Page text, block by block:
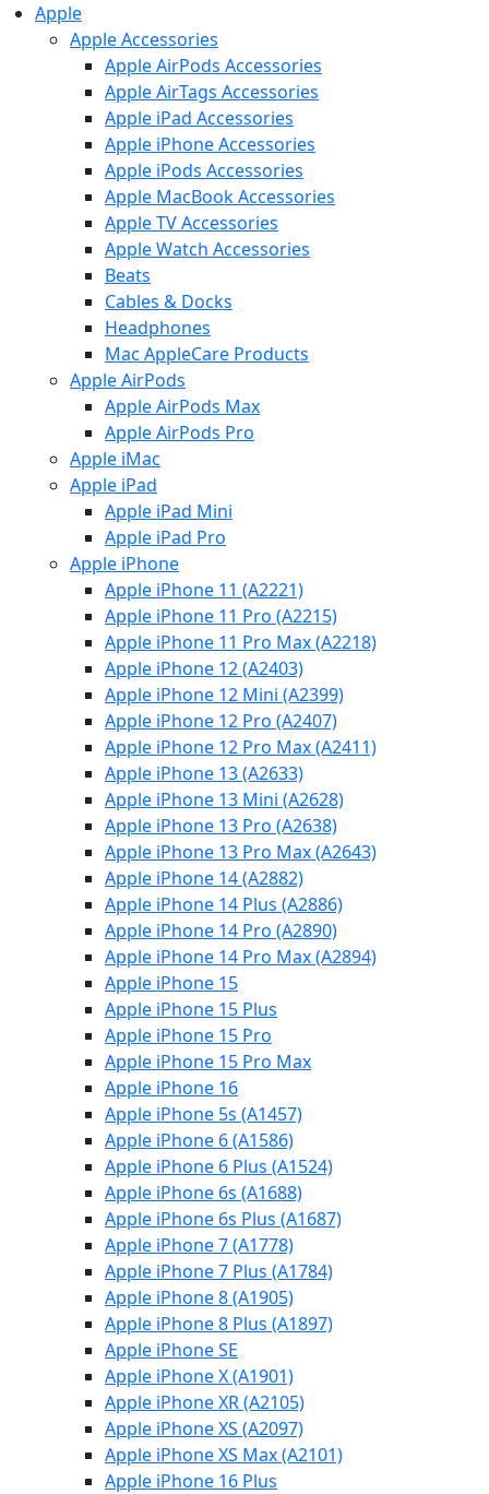
Apple
Apple Accessories
Apple AirPods Accessories
Apple AirTags Accessories
Apple iPad Accessories
Apple iPhone Accessories
Apple iPods Accessories
Apple MacBook Accessories
Apple TV Accessories
Apple Watch Accessories
Beats
Cables & Docks
Headphones
Mac AppleCare Products
Apple AirPods
Apple AirPods Max
Apple AirPods Pro
Apple iMac
Apple iPad
Apple iPad Mini
Apple iPad Pro
Apple iPhone
Apple iPhone 11 (A2221)
Apple iPhone 11 Pro (A2215)
Apple iPhone 11 Pro Max (A2218)
Apple iPhone 12 (A2403)
Apple iPhone 12 Mini (A2399)
Apple iPhone 12 Pro (A2407)
Apple iPhone 12 Pro Max (A2411)
Apple iPhone 13 (A2633)
Apple iPhone 13 Mini (A2628)
Apple iPhone 13 Pro (A2638)
Apple iPhone 13 Pro Max (A2643)
Apple iPhone 14 (A2882)
Apple iPhone 14 Plus (A2886)
Apple iPhone 14 Pro (A2890)
Apple iPhone 14 Pro Max (A2894)
Apple iPhone 15
Apple iPhone 15 Plus
Apple iPhone 15 Pro
Apple iPhone 15 Pro Max
Apple iPhone 16
Apple iPhone 5s (A1457)
Apple iPhone 6 (A1586)
Apple iPhone 6 Plus (A1524)
Apple iPhone 6s (A1688)
Apple iPhone 6s Plus (A1687)
Apple iPhone 7 (A1778)
Apple iPhone 7 Plus (A1784)
Apple iPhone 8 (A1905)
Apple iPhone 8 Plus (A1897)
Apple iPhone SE
Apple iPhone X (A1901)
Apple iPhone XR (A2105)
Apple iPhone XS (A2097)
Apple iPhone XS Max (A2101)
Apple iPhone 16 Plus